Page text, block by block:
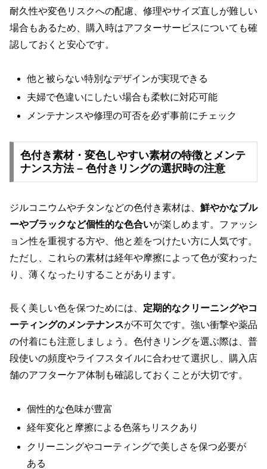
耐久性や変色リスクへの配慮、修理やサイズ直しが難しい
場合もあるため、購入時はアフターサービスについても確
認しておくと安心です。
他と被らない特別なデザインが実現できる
夫婦で色違いにしたい場合も柔軟に対応可能
メンテナンスや修理の可否を必ず事前にチェック
色付き素材・変色しやすい素材の特徴とメンテ
ナンス方法 – 色付きリングの選択時の注意
ジルコニウムやチタンなどの色付き素材は、 鮮やかなブル
ーやブラックなど個性的な色合いが楽しめます。ファッシ
ョン性を重視する方や、他と差をつけたい方に人気です。
ただし、これらの素材は経年や摩擦によって色が変わった
り、薄くなったりすることがあります。
長く美しい色を保つためには、 定期的なクリーニングやコ
ーティングのメンテナンスが不可欠です。強い衝撃や薬品
の付着にも注意しましょう。色付きリングを選ぶ際は、普
段使いの頻度やライフスタイルに合わせて選択し、購入店
舗のアフターケア体制も確認しておくことが大切です。
個性的な色味が豊富
経年変化と摩擦による色落ちリスクあり
クリーニングやコーティングで美しさを保つ必要が
ある